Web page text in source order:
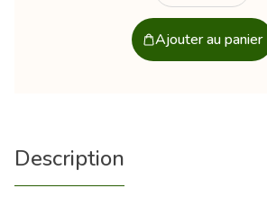
Ajouter au panier
Description